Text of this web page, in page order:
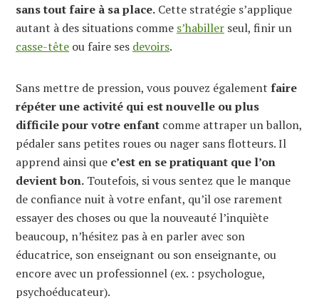
sans tout faire à sa place. Cette stratégie s’applique
autant à des situations comme s’habiller seul, finir un
casse-tête ou faire ses devoirs.
Sans mettre de pression, vous pouvez également faire
répéter une activité qui est nouvelle ou plus
difficile pour votre enfant comme attraper un ballon,
pédaler sans petites roues ou nager sans flotteurs. Il
apprend ainsi que c’est en se pratiquant que l’on
devient bon. Toutefois, si vous sentez que le manque
de confiance nuit à votre enfant, qu’il ose rarement
essayer des choses ou que la nouveauté l’inquiète
beaucoup, n’hésitez pas à en parler avec son
éducatrice, son enseignant ou son enseignante, ou
encore avec un professionnel (ex. : psychologue,
psychoéducateur).